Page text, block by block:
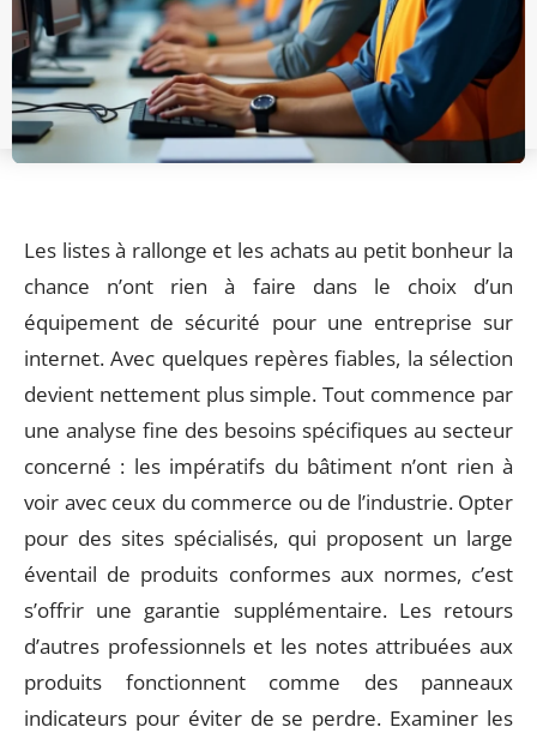
Les listes à rallonge et les achats au petit bonheur la
chance n’ont rien à faire dans le choix d’un
équipement de sécurité pour une entreprise sur
internet. Avec quelques repères fiables, la sélection
devient nettement plus simple. Tout commence par
une analyse fine des besoins spécifiques au secteur
concerné : les impératifs du bâtiment n’ont rien à
voir avec ceux du commerce ou de l’industrie. Opter
pour des sites spécialisés, qui proposent un large
éventail de produits conformes aux normes, c’est
s’offrir une garantie supplémentaire. Les retours
d’autres professionnels et les notes attribuées aux
produits fonctionnent comme des panneaux
indicateurs pour éviter de se perdre. Examiner les